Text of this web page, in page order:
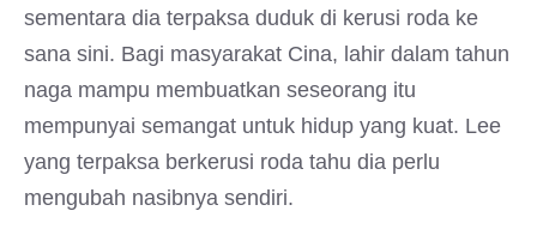
sementara dia terpaksa duduk di kerusi roda ke
sana sini. Bagi masyarakat Cina, lahir dalam tahun
naga mampu membuatkan seseorang itu
mempunyai semangat untuk hidup yang kuat. Lee
yang terpaksa berkerusi roda tahu dia perlu
mengubah nasibnya sendiri.